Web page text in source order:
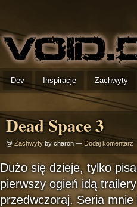
Dev Inspiracje Zachwyty
Dead Space 3
@ Zachwyty by charon — Dodaj komentarz
Dużo się dzieje, tylko
pierwszy ogień idą
przedwczoraj. Seria